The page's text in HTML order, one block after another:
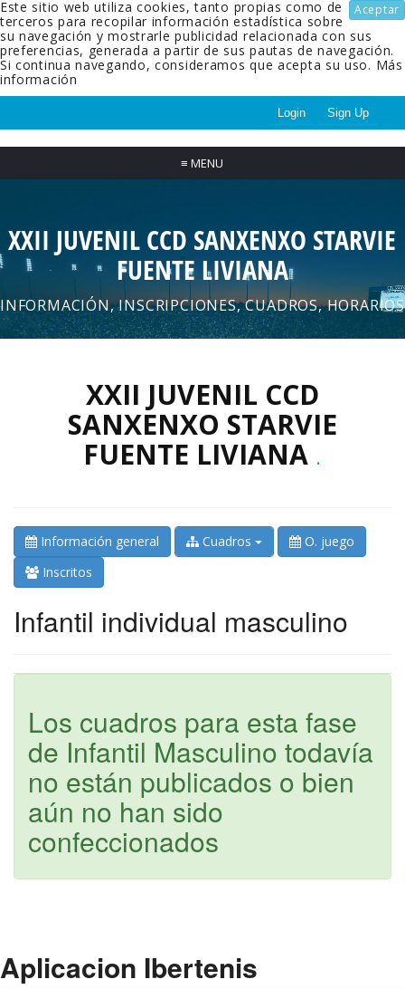
Aceptar
Este sitio web utiliza cookies, tanto propias como de
terceros para recopilar información estadística sobre
su navegación y mostrarle publicidad relacionada con sus
preferencias, generada a partir de sus pautas de navegación.
Si continua navegando, consideramos que acepta su uso. Más
información
Login Sign Up
≡ MENU
XXII JUVENIL CCD SANXENXO STARVIE
FUENTE LIVIANA
INFORMACIÓN, INSCRIPCIONES, CUADROS, HORARIOS
XXII JUVENIL CCD
SANXENXO STARVIE
FUENTE LIVIANA .
Información general Cuadros
O. juego
Inscritos
Infantil individual masculino
Los cuadros para esta fase
de Infantil Masculino todavía
no están publicados o bien
aún no han sido
confeccionados
Aplicacion Ibertenis